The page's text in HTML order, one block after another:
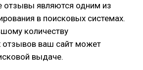
отзывы являются одним из
в поисковых системах.
количеству
отзывов ваш сайт может
выдаче.